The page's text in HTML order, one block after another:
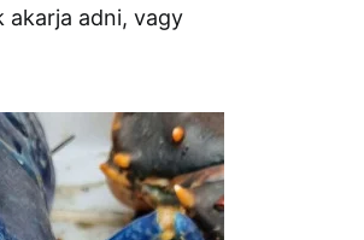
adni, vagy